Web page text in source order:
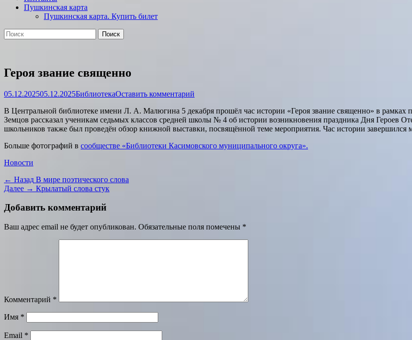
Пушкинская карта
Пушкинская карта. Купить билет
Поиск
Найти:
Героя звание священно
Опубликовано
05.12.202505.12.2025Автор
БиблиотекаОставить комментарий
В Центральной библиотеке имени Л. А. Малюгина 5 декабря прошёл час истории «Героя звание священно» в рамках
Земцов рассказал ученикам седьмых классов средней школы № 4 об истории возникновения праздника Дня Героев
школьников также был проведён обзор книжной выставки, посвящённой теме мероприятия. Час истории завершился
Больше фотографий в сообществе «Библиотеки Касимовского муниципального округа».
Категории
Новости
Навигация
по
записям
← Назад Предыдущая
запись:
В мире поэтического слова
Далее → Следующая
Крылатый слова стук
Добавить комментарий
Ваш адрес email не будет опубликован. Обязательные поля помечены *
Комментарий *
Имя *
Email *